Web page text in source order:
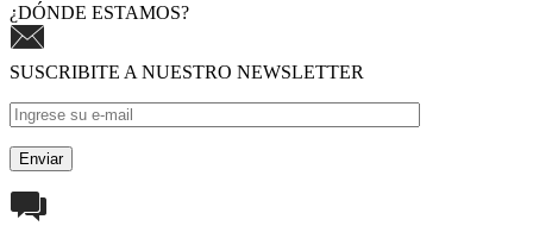
¿DÓNDE ESTAMOS?
SUSCRIBITE A NUESTRO NEWSLETTER